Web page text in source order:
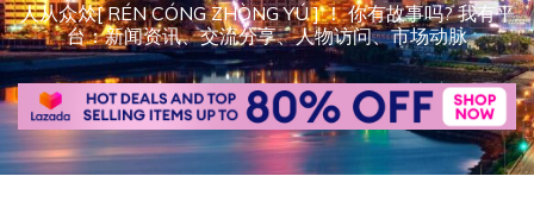
人从众𠈌[ RÉN CÓNG ZHÒNG YÚ ] ！ 你有故事吗? 我有平
台：新闻资讯、交流分享、人物访问、市场动脉